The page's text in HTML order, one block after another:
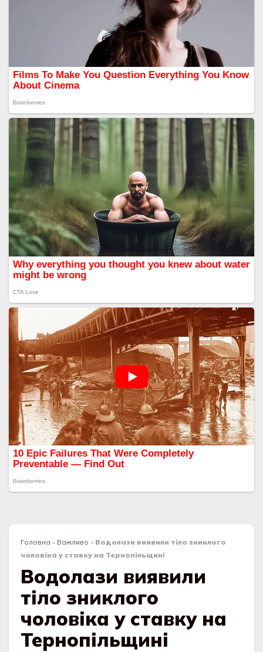
Головна » Важливо » Водолази виявили тіло зниклого
чоловіка у ставку на Тернопільщині
Водолази виявили
тіло зниклого
чоловіка у ставку на
Тернопільщині